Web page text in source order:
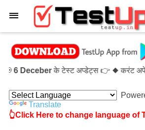
6 Deceberके टेस्ट अप्डेट्स 👉 ◆ करंट
Translate
👆Click Here to change language of